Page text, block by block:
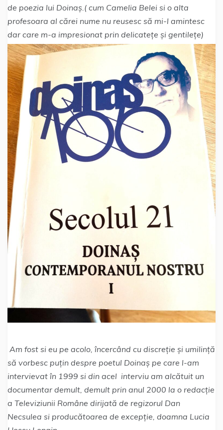
de poezia lui Doinaș.( cum Camelia Belei si o alta
profesoara al cărei nume nu reusesc să mi-l amintesc
dar care m-a impresionat prin delicatețe și gentilețe)
Am fost si eu pe acolo, încercând cu discreție și umilință
să vorbesc puțin despre poetul Doinaș pe care l-am
intervievat în 1999 si din acel interviu am alcătuit un
documentar demult, demult prin anul 2000 la o redacție
a Televiziunii Române dirijată de regizorul Dan
Necsulea si producătoarea de excepție, doamna Lucia